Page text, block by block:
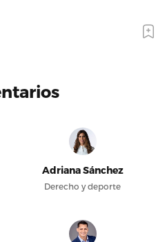
Adriana Sánchez
Derecho y deporte